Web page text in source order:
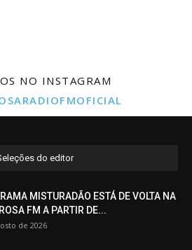
NO INSTAGRAM
do editor
MISTURADÃO ESTÁ DE VOLTA NA
FM A PARTIR DE...
de 2026